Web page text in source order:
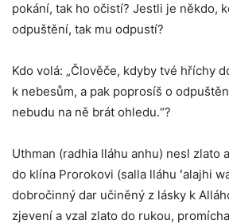
pokání, tak ho očistí? Jestli je někdo,
odpuštění, tak mu odpustí?
Kdo volá: „Člověče, kdyby tvé hříchy
k nebesům, a pak poprosíš o
nebudu na ně brát ohledu.“?
Uthman (radhia lláhu anhu) nesl zlato
do klína Prorokovi (salla lláhu ʻalajhi
dobročinný dar učiněný z lásky k
zjevení a vzal zlato do rukou,